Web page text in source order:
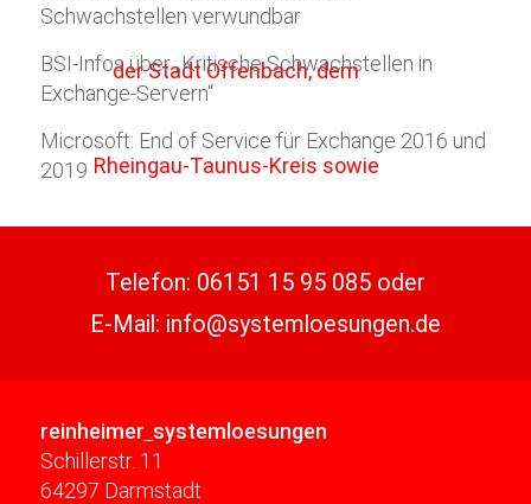
Schwachstellen verwundbar
BSI-Infos über „Kritische Schwachstellen in
Exchange-Servern“
Microsoft: End of Service für Exchange 2016 und
2019
Telefon: 06151 15 95 085 oder
E-Mail: info@systemloesungen.de
reinheimer systemloesungen
Schillerstr. 11
64297 Darmstadt